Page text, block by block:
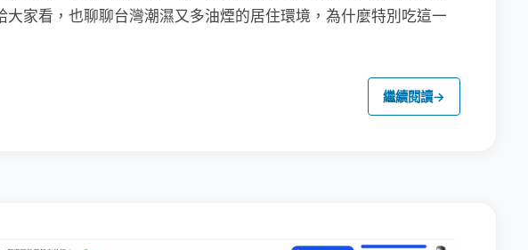
大家看，也聊聊台灣潮濕又多油煙的居住環境，為什麼特別吃這一
繼續閱讀→